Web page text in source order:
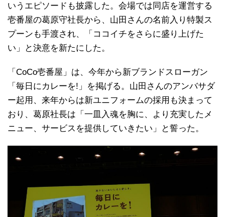
いうエピソードも披露した。会場では同店を運営する
壱番屋の葛原守社長から、山田さんの名前入り特製ス
プーンも手渡され、「ココイチをさらに盛り上げた
い」と決意を新たにした。
「CoCo壱番屋」は、今年から新ブランドスローガン
「毎日にカレーを!」を掲げる。山田さんのアンバサダ
ー起用、来年からは新ユニフォームの採用も決まって
おり、葛原社長は「一皿入魂を胸に、より充実したメ
ニュー、サービスを提供していきたい」と誓った。